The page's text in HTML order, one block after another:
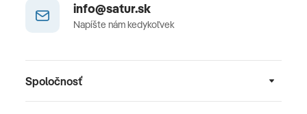
info@satur.sk
Napíšte nám kedykoľvek
Spoločnosť